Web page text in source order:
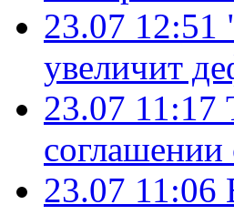
23.07 12:51
увеличит
23.07 11:17
23.07 11:06